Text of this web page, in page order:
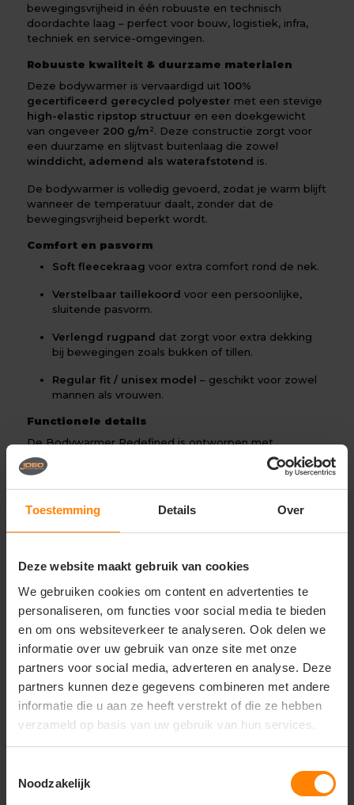
Toestemming Details Over
Deze website maakt gebruik van cookies
We gebruiken cookies om content en advertenties te
personaliseren, om functies voor social media te bieden
en om ons websiteverkeer te analyseren. Ook delen we
informatie over uw gebruik van onze site met onze
partners voor social media, adverteren en analyse. Deze
partners kunnen deze gegevens combineren met andere
informatie die u aan ze heeft verstrekt of die ze hebben
verzameld op basis van uw gebruik van hun services.
Noodzakelijk
bewegingsvrijheid in één robuuste en technisch
doordachte laag – perfect voor bouw, logistiek, infra,
techniek en service-omgevingen.
Robuuste kwaliteit & duurzame materialen
Deze bodywarmer is vervaardigd uit100%
gecertificeerd gerecycled polyester met een stevige
high-elastic ripstop structuur en een doekgewicht
van ongeveer 200 g/m². Deze constructie zorgt voor
een duurzame en slijtvast buitenlaag die zowel
winddicht, ademend als waterafstotend is.
De bodywarmer is volledig gevoerd, zodat je warm blijft
wanneer de temperatuur daalt, zonder dat de
bewegingsvrijheid beperkt wordt.
Comfort en pasvorm
Soft fleecekraag voor extra comfort rond de nek.
Verstelbaar taillekoord voor een persoonlijke,
sluitende pasvorm.
Verlengd rugpand dat zorgt voor extra dekking
bij bewegingen zoals bukken of tillen.
Regular fit / unisex model – geschikt voor zowel
mannen als vrouwen.
Functionele details
De Bodywarmer Redefined is ontworpen met
praktische kenmerken die jouw dagelijkse werk
makkelijker maken:
zelfs met handschoenen gemakkelijk maakt.
veilig op te bergen.
Reflecterende elementenop rug en schouders
voor betere zichtbaarheid bij schemering en ’s
nachts.
Duurzaamheid & certificeringen
Tricorp zet met de Redefined-collectie in op
verantwoorde productie. De Bodywarmer Redefined
draagt o.a.:
herkomst en verwerking van gerecycled materiaal
OEKO-TEX® 100-label
– geteste schadestofvrije